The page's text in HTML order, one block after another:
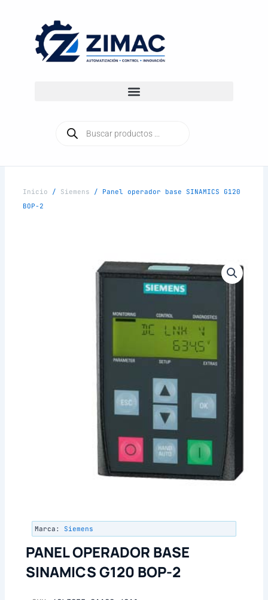
contenido
productos
Inicio / Siemens / Panel operador base SINAMICS G120
BOP-2
Marca: Siemens
PANEL OPERADOR BASE
SINAMICS G120 BOP-2